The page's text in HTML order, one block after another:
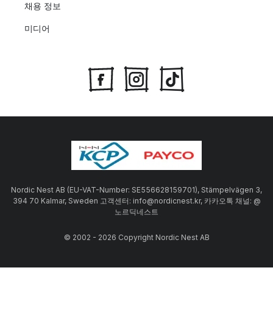
채용 정보
미디어
Nordic Nest AB (EU-VAT-Number: SE556628159701), Stämpelvägen 3,
394 70 Kalmar, Sweden 고객센터: info@nordicnest.kr, 카카오톡 채널: @
노르딕네스트
© 2002 - 2026 Copyright Nordic Nest AB